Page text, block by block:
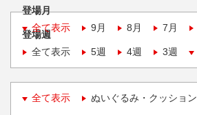
登場月
全て表示
9月 8月 7月
登場週
全て表示
5週 4週 3週
全て表示 ぬいぐるみ・クッション